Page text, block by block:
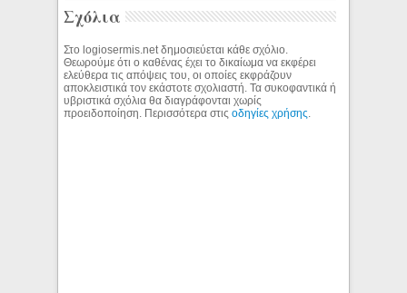
Σχόλια
Στο logiosermis.net δημοσιεύεται κάθε σχόλιο.
Θεωρούμε ότι ο καθένας έχει το δικαίωμα να εκφέρει
ελεύθερα τις απόψεις του, οι οποίες εκφράζουν
αποκλειστικά τον εκάστοτε σχολιαστή. Τα συκοφαντικά ή
υβριστικά σχόλια θα διαγράφονται χωρίς
προειδοποίηση. Περισσότερα στιςοδηγίες χρήσης.